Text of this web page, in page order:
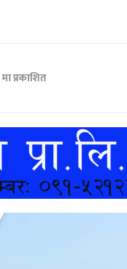
प्रकाशित